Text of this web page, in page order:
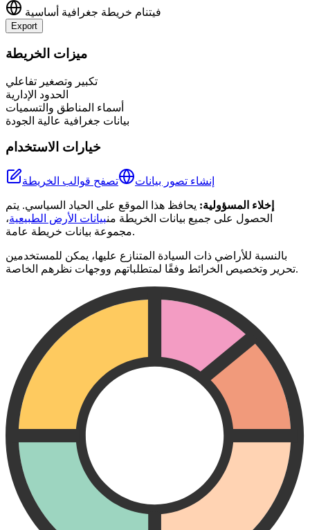
فيتنام خريطة جغرافية أساسية
Export
+
−
ميزات الخريطة
تكبير وتصغير تفاعلي
الحدود الإدارية
أسماء المناطق والتسميات
بيانات جغرافية عالية الجودة
خيارات الاستخدام
إنشاء تصور بيانات تصفح قوالب الخريطة
إخلاء المسؤولية: يحافظ هذا الموقع على الحياد السياسي. يتم
الحصول على جميع بيانات الخريطة منبيانات الأرض الطبيعية،
مجموعة بيانات خريطة عامة.
بالنسبة للأراضي ذات السيادة المتنازع عليها، يمكن للمستخدمين
تحرير وتخصيص الخرائط وفقًا لمتطلباتهم ووجهات نظرهم الخاصة.